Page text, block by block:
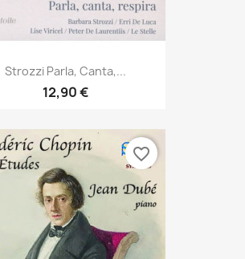
Strozzi Parla, Canta,...
12,90 €
favorite_border